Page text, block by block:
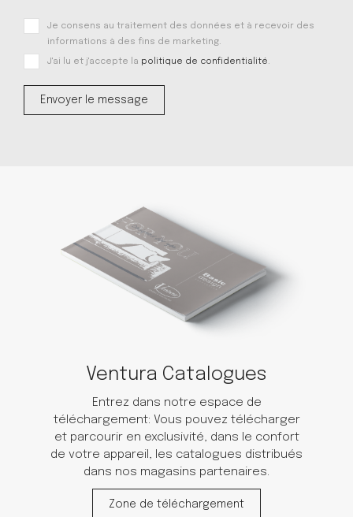
Je consens au traitement des données et à recevoir des
informations à des fins de marketing.
J'ai lu et j'accepte la politique de confidentialité.
Ventura Catalogues
Entrez dans notre espace de
téléchargement: Vous pouvez télécharger
et parcourir en exclusivité, dans le confort
de votre appareil, les catalogues distribués
dans nos magasins partenaires.
Zone de téléchargement